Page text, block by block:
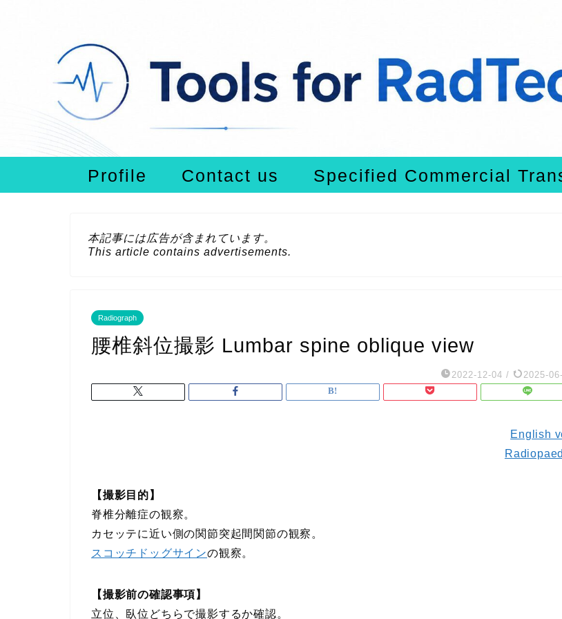
Profile Contact us Specified Commercial
本記事には広告が含まれています。
This article contains advertisements.
Radiograph
腰椎斜位撮影 Lumbar spine oblique view
2022-12-04 / 2025-
English
【撮影目的】
脊椎分離症の観察。
カセッテに近い側の関節突起間関節の観察。
スコッチドッグサインの観察。
【撮影前の確認事項】
立位、臥位どちらで撮影するか確認。